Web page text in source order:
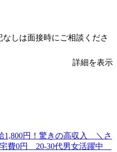
しは面接時にご相談くださ
詳細を表示